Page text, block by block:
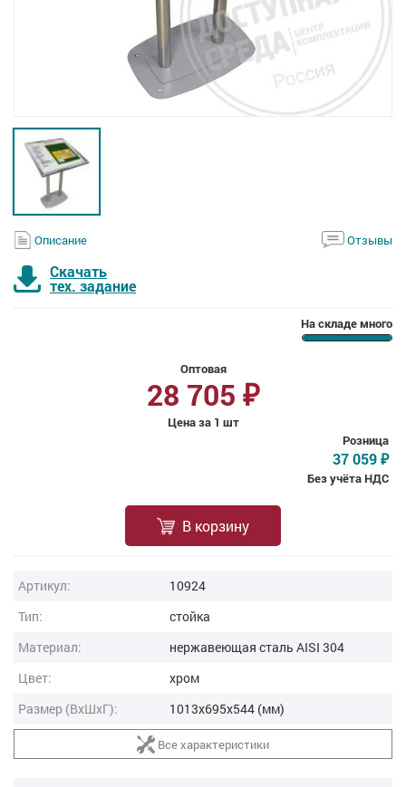
Описание Отзывы
Скачать
тех. задание
На складе много
Оптовая
28 705 ₽
Цена за 1 шт
Розница
37 059 ₽
Без учёта НДС
В корзину
Артикул:
10924
Тип:
стойка
Материал:
нержавеющая cталь AISI 304
Цвет:
хром
Размер (ВxШxГ):
1013x695x544 (мм)
Все характеристики